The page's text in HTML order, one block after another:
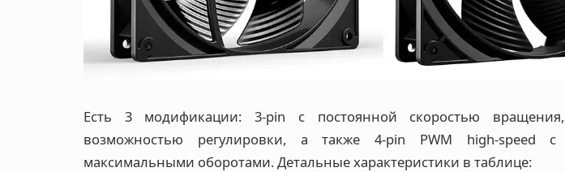
Есть 3 модификации: 3-pin с постоянной скоростью
возможностью регулировки, а также 4-pin PWM high-speed с
максимальными оборотами. Детальные характеристики в таблице: